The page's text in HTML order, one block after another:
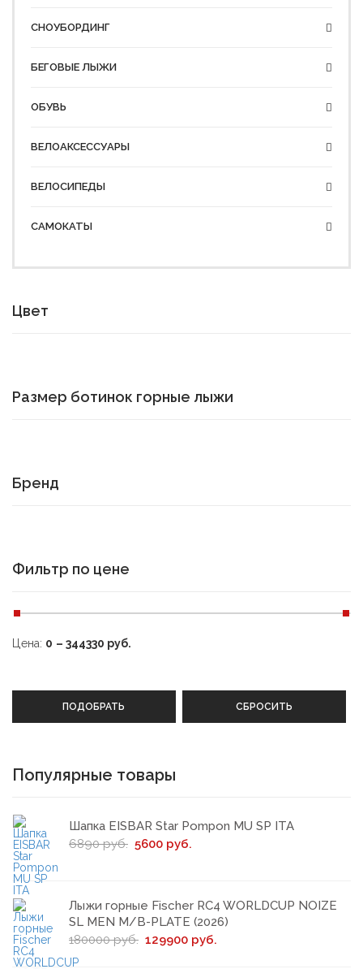
СНОУБОРДИНГ
БЕГОВЫЕ ЛЫЖИ
ОБУВЬ
ВЕЛОАКСЕССУАРЫ
ВЕЛОСИПЕДЫ
САМОКАТЫ
Цвет
Размер ботинок горные лыжи
Бренд
Фильтр по цене
Цена: 0 – 344330 руб.
ПОДОБРАТЬ СБРОСИТЬ
Популярные товары
Шапка EISBAR Star Pompon MU SP ITA
6890 руб. 5600 руб.
Лыжи горные Fischer RC4 WORLDCUP NOIZE
SL MEN M/B-PLATE (2026)
180000 руб. 129900 руб.